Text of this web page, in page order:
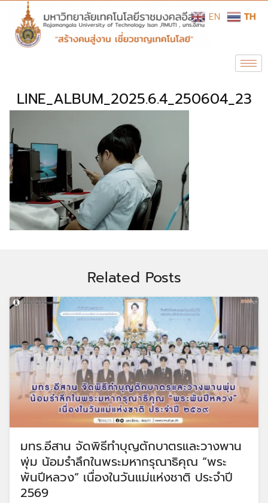
LINE_ALBUM_2025.6.4_250604_23
Related Posts
มทร.อีสาน จัดพิธีทำบุญตักบาตรและวางพาน
พุ่ม น้อมรำลึกในพระมหากรุณาธิคุณ “พระ
พันปีหลวง” เนื่องในวันแม่แห่งชาติ ประจำปี
2569
EN TH